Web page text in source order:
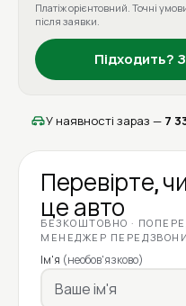
Платіж орієнтовний. Точні
після заявки.
Підходить?
У наявності зараз — 7
Перевірте,
це авто
БЕЗКОШТОВНО ·
МЕНЕДЖЕР
Ім'я (необов'язково)